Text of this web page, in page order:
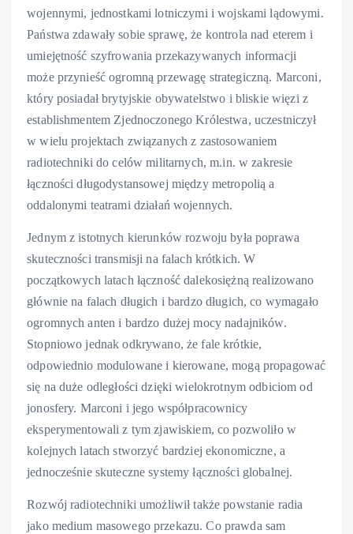
wojennymi, jednostkami lotniczymi i wojskami lądowymi.
Państwa zdawały sobie sprawę, że kontrola nad eterem i
umiejętność szyfrowania przekazywanych informacji
może przynieść ogromną przewagę strategiczną. Marconi,
który posiadał brytyjskie obywatelstwo i bliskie więzi z
establishmentem Zjednoczonego Królestwa, uczestniczył
w wielu projektach związanych z zastosowaniem
radiotechniki do celów militarnych, m.in. w zakresie
łączności długodystansowej między metropolią a
oddalonymi teatrami działań wojennych.
Jednym z istotnych kierunków rozwoju była poprawa
skuteczności transmisji na falach krótkich. W
początkowych latach łączność dalekosiężną realizowano
głównie na falach długich i bardzo długich, co wymagało
ogromnych anten i bardzo dużej mocy nadajników.
Stopniowo jednak odkrywano, że fale krótkie,
odpowiednio modulowane i kierowane, mogą propagować
się na duże odległości dzięki wielokrotnym odbiciom od
jonosfery. Marconi i jego współpracownicy
eksperymentowali z tym zjawiskiem, co pozwoliło w
kolejnych latach stworzyć bardziej ekonomiczne, a
jednocześnie skuteczne systemy łączności globalnej.
Rozwój radiotechniki umożliwił także powstanie radia
jako medium masowego przekazu. Co prawda sam